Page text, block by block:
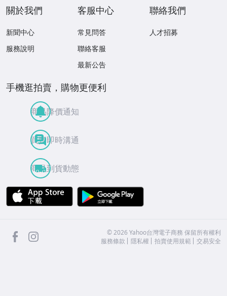
關於我們
新聞中心
服務說明
客服中心
常見問答
聯絡客服
最新公告
聯絡我們
人才招募
手機逛拍賣，購物更便利
商品降價通知
買賣即時溝通
商品到貨動態
APP Store
facebook ©2026 Yahoo台灣電子商務 保留所有權利
服務條款
隱私權 拍賣使用規範 交易安全